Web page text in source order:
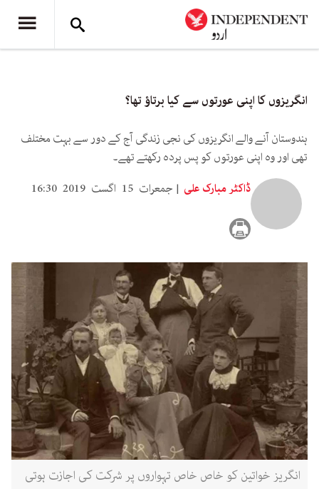
انگریزوں کا اپنی عورتوں سے کیا برتاؤ تھا؟
ہندوستان آنے والے انگریزوں کی نجی زندگی آج کے دور سے بہت مختلف
تھی اور وہ اپنی عورتوں کو پس پردہ رکھتے تھے۔
ڈاکٹر مبارک علی
جمعرات 15 اگست 2019 16:30
انگریز خواتین کو خاص خاص تہواروں پر شرکت کی اجازت ہوتی